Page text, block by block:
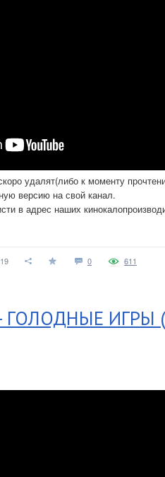
удалят(либо к моменту
версию на свой канал.
в адрес наших
0 611
ГОЛОДНЫЕ ИГРЫ